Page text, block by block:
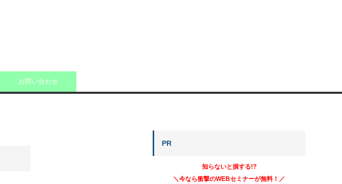
お問い合わせ
PR
知らないと損する!?
＼今なら衝撃のWEBセミナーが無料！／